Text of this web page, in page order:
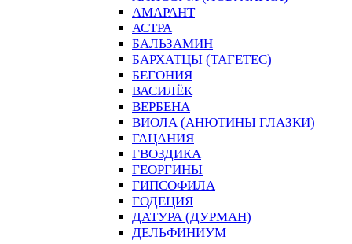
АМАРАНТ
АСТРА
БАЛЬЗАМИН
БАРХАТЦЫ (ТАГЕТЕС)
БЕГОНИЯ
ВАСИЛЁК
ВЕРБЕНА
ВИОЛА (АНЮТИНЫ ГЛАЗКИ)
ГАЦАНИЯ
ГВОЗДИКА
ГЕОРГИНЫ
ГИПСОФИЛА
ГОДЕЦИЯ
ДАТУРА (ДУРМАН)
ДЕЛЬФИНИУМ